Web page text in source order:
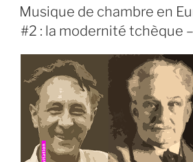
LE
Musique de chambre en
#2 : la modernité tchèque